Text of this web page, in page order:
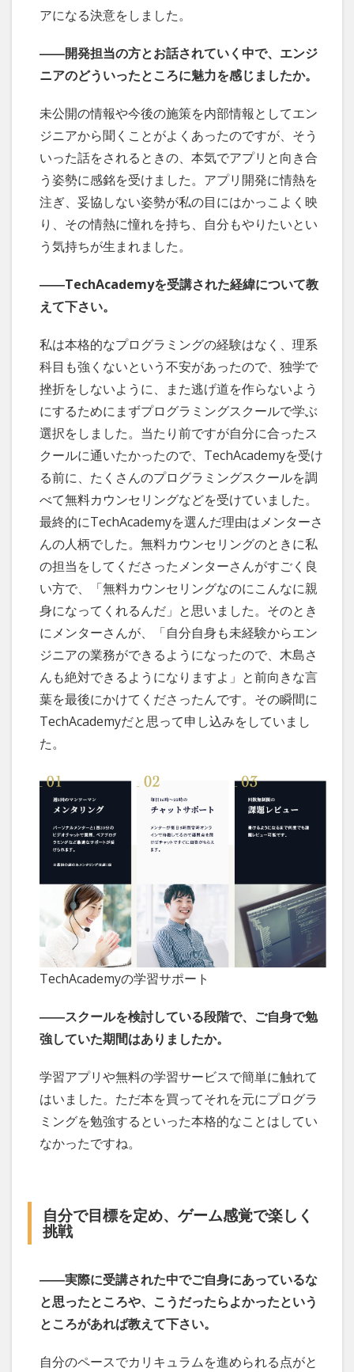
アになる決意をしました。
――開発担当の方とお話されていく中で、エンジ
ニアのどういったところに魅力を感じましたか。
未公開の情報や今後の施策を内部情報としてエン
ジニアから聞くことがよくあったのですが、そう
いった話をされるときの、本気でアプリと向き合
う姿勢に感銘を受けました。アプリ開発に情熱を
注ぎ、妥協しない姿勢が私の目にはかっこよく映
り、その情熱に憧れを持ち、自分もやりたいとい
う気持ちが生まれました。
――TechAcademyを受講された経緯について教
えて下さい。
私は本格的なプログラミングの経験はなく、理系
科目も強くないという不安があったので、独学で
挫折をしないように、また逃げ道を作らないよう
にするためにまずプログラミングスクールで学ぶ
選択をしました。当たり前ですが自分に合ったス
クールに通いたかったので、TechAcademyを受け
る前に、たくさんのプログラミングスクールを調
べて無料カウンセリングなどを受けていました。
最終的にTechAcademyを選んだ理由はメンターさ
んの人柄でした。無料カウンセリングのときに私
の担当をしてくださったメンターさんがすごく良
い方で、「無料カウンセリングなのにこんなに親
身になってくれるんだ」と思いました。そのとき
にメンターさんが、「自分自身も未経験からエン
ジニアの業務ができるようになったので、木島さ
んも絶対できるようになりますよ」と前向きな言
葉を最後にかけてくださったんです。その瞬間に
TechAcademyだと思って申し込みをしていまし
た。
TechAcademyの学習サポート
――スクールを検討している段階で、ご自身で勉
強していた期間はありましたか。
学習アプリや無料の学習サービスで簡単に触れて
はいました。ただ本を買ってそれを元にプログラ
ミングを勉強するといった本格的なことはしてい
なかったですね。
自分で目標を定め、ゲーム感覚で楽しく
挑戦
――実際に受講された中でご自身にあっているな
と思ったところや、こうだったらよかったという
ところがあれば教えて下さい。
自分のペースでカリキュラムを進められる点がと